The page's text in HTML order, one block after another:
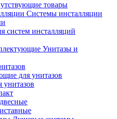
товары
Системы инсталляции
систем инсталляций
Унитазы и
для унитазов
унитазов